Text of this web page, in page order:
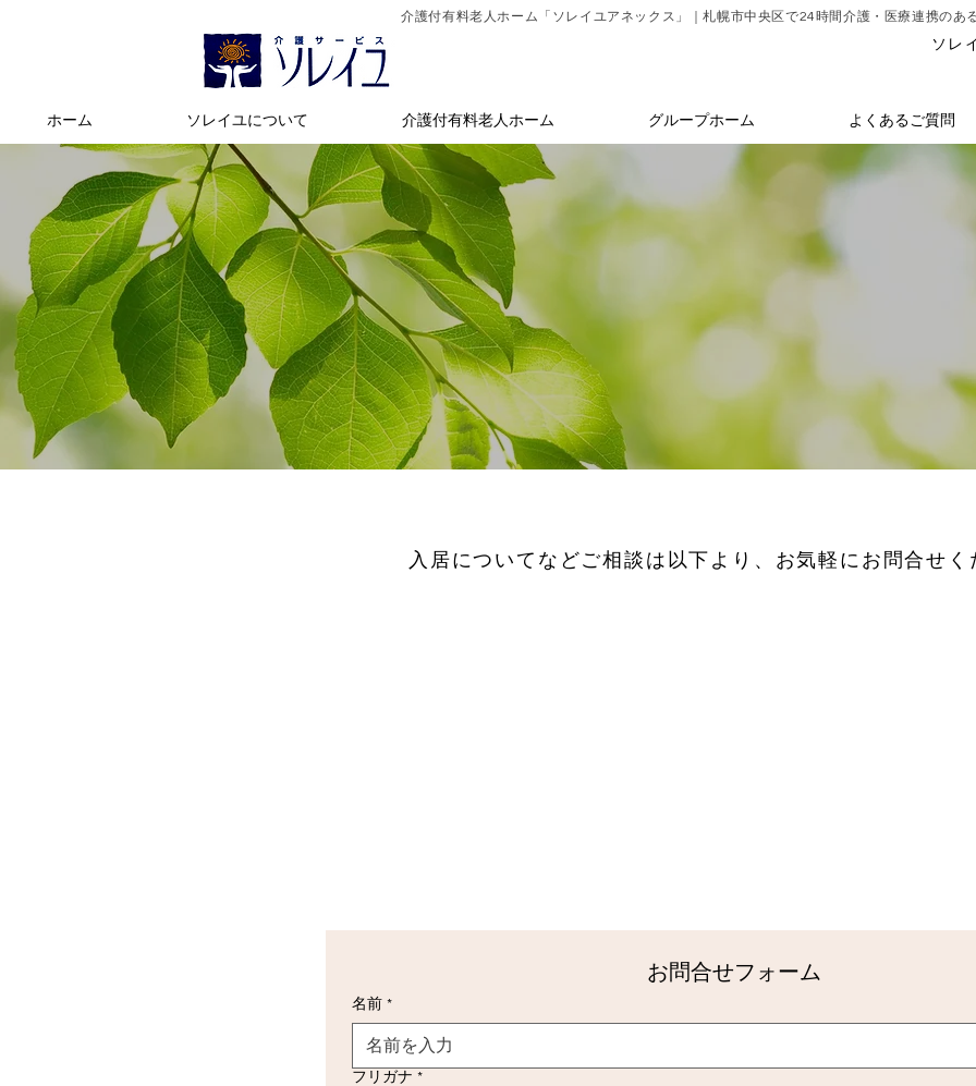
介護付有料老人ホーム「ソレイユアネックス」｜札幌市中央区で24時間介護・医療連携のあ
ソレ
ホーム ソレイユについて 介護付有料老人ホーム グループホーム よくあるご質問
Contact
札幌市中央区 介護付有料老人ホーム「ソレイユアネックス」
お問合せ
入居についてなどご相談は以下より、お気軽にお問合せく
お問合せフォーム
名前 *
フリガナ *